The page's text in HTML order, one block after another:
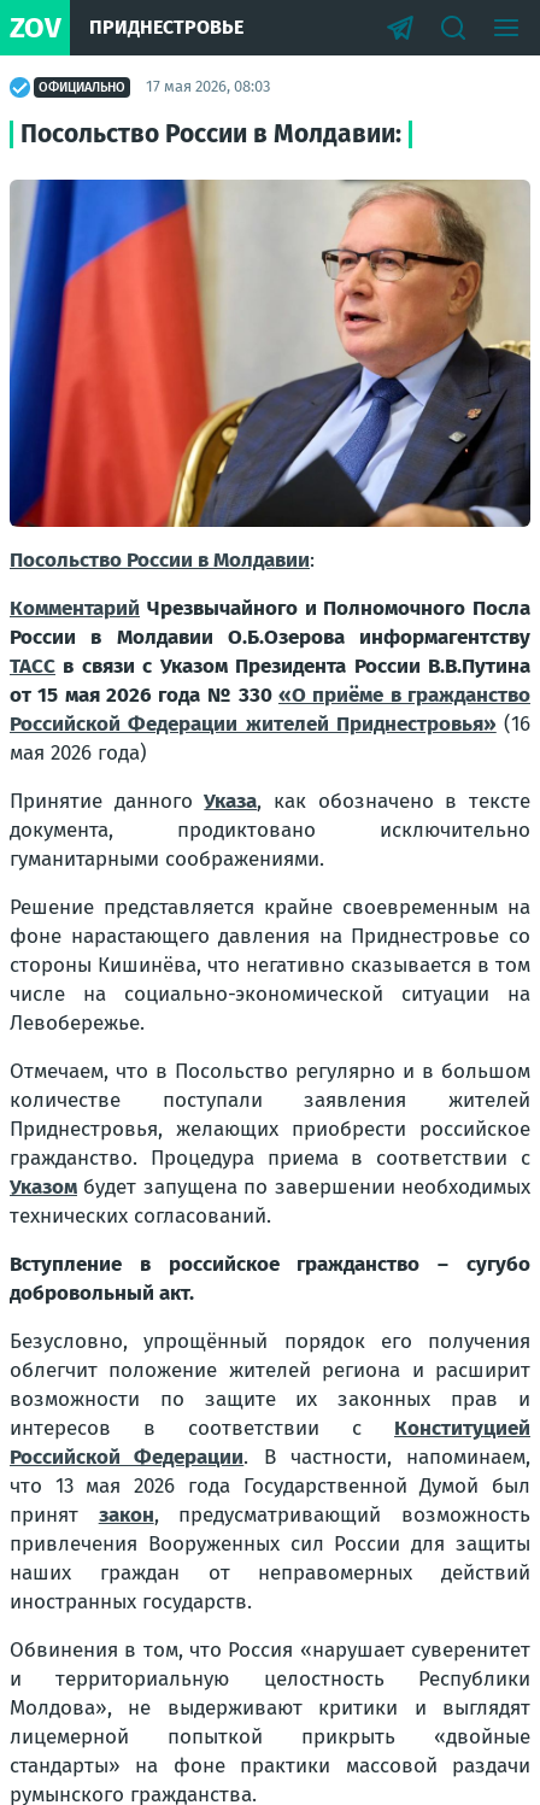
ZOV ПРИДНЕСТРОВЬЕ
ОФИЦИАЛЬНО 17 мая 2026, 08:03
Посольство России в Молдавии:
Посольство России в Молдавии:
Комментарий Чрезвычайного и Полномочного Посла
России в Молдавии О.Б.Озерова информагентству
ТАСС в связи с Указом Президента России В.В.Путина
от 15 мая 2026 года № 330 «О приёме в гражданство
Российской Федерации жителей Приднестровья» (16
мая 2026 года)
Принятие данногоУказа, как обозначено в тексте
документа, продиктовано исключительно
гуманитарными соображениями.
Решение представляется крайне своевременным на
фоне нарастающего давления на Приднестровье со
стороны Кишинёва, что негативно сказывается в том
числе на социально-экономической ситуации на
Левобережье.
Отмечаем, что в Посольство регулярно и в большом
количестве поступали заявления жителей
Приднестровья, желающих приобрести российское
гражданство. Процедура приема в соответствии с
Указом будет запущена по завершении необходимых
технических согласований.
Вступление в российское гражданство – сугубо
добровольный акт.
Безусловно, упрощённый порядок его получения
облегчит положение жителей региона и расширит
возможности по защите их законных прав и
интересов в соответствии с Конституцией
Российской Федерации. В частности, напоминаем,
что 13 мая 2026 года Государственной Думой был
принят закон, предусматривающий возможность
привлечения Вооруженных сил России для защиты
наших граждан от неправомерных действий
иностранных государств.
Обвинения в том, что Россия «нарушает суверенитет
и территориальную целостность Республики
Молдова», не выдерживают критики и выглядят
лицемерной попыткой прикрыть «двойные
стандарты» на фоне практики массовой раздачи
румынского гражданства.